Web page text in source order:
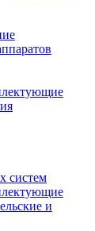
систем
и